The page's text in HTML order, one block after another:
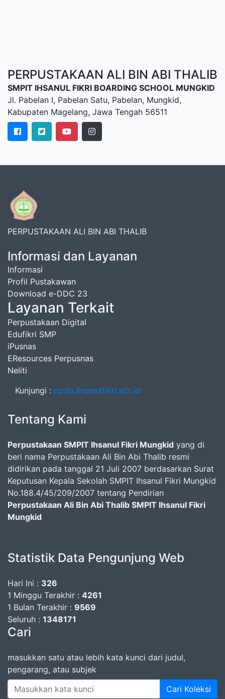
PERPUSTAKAAN ALI BIN ABI THALIB
SMPIT IHSANUL FIKRI BOARDING SCHOOL MUNGKID
Jl. Pabelan I, Pabelan Satu, Pabelan, Mungkid,
Kabupaten Magelang, Jawa Tengah 56511
PERPUSTAKAAN ALI BIN ABI THALIB
Informasi dan Layanan
Informasi
Profil Pustakawan
Download e-DDC 23
Layanan Terkait
Perpustakaan Digital
Edufikri SMP
iPusnas
EResources Perpusnas
Neliti
Kunjungi : ppdb.ihsanulfikri.sch.id
Tentang Kami
Perpustakaan SMPIT Ihsanul Fikri Mungkid yang di
beri nama Perpustakaan Ali Bin Abi Thalib resmi
didirikan pada tanggal 21 Juli 2007 berdasarkan Surat
Keputusan Kepala Sekolah SMPIT Ihsanul Fikri Mungkid
No.188.4/45/209/2007 tentang Pendirian
Perpustakaan Ali Bin Abi Thalib SMPIT Ihsanul Fikri
Mungkid
Statistik Data Pengunjung Web
Hari Ini : 326
1 Minggu Terakhir : 4261
1 Bulan Terakhir : 9569
Seluruh : 1348171
Cari
masukkan satu atau lebih kata kunci dari judul,
pengarang, atau subjek
Cari Koleksi